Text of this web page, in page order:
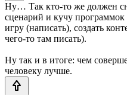
Ну… Так кто-то же должен
сценарий и кучу программок
игру (написать), создать
чего-то там писать).
Ну так и в итоге: чем
человеку лучше.